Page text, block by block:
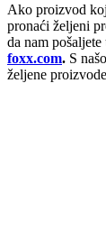
Ako proizvod
pronaći željeni
da nam
foxx.com. S
željene